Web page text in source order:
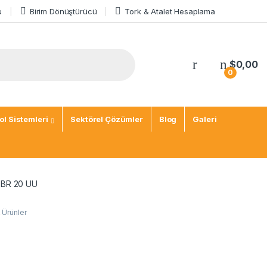
Birim Dönüştürücü Tork & Atalet Hesaplama
0
$0,00
Sistemleri Sektörel Çözümler Blog Galeri
20 UU